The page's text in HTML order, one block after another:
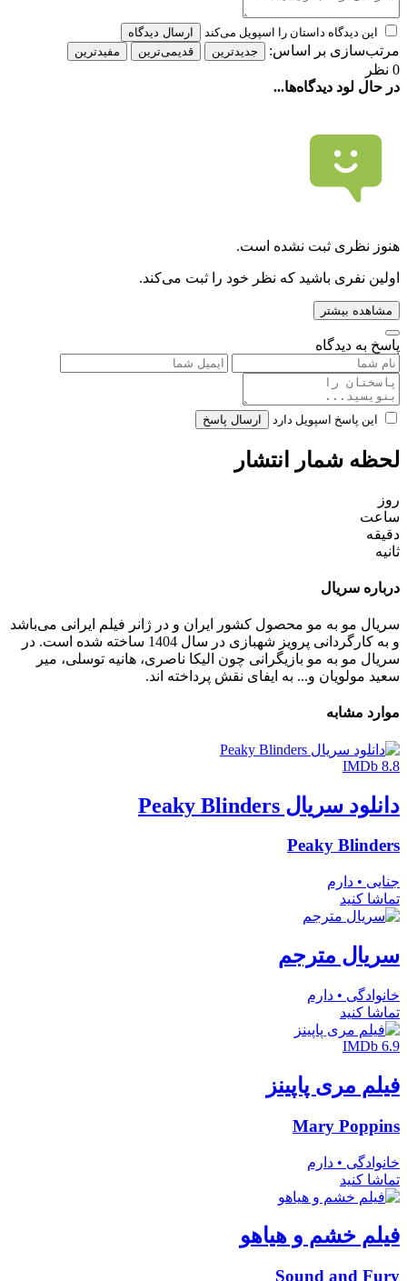
این دیدگاه داستان را اسپویل می‌کند ارسال دیدگاه
مرتب‌سازی بر اساس: جدیدترین قدیمی‌ترین مفیدترین
0 نظر
در حال لود دیدگاه‌ها...
هنوز نظری ثبت نشده است.
اولین نفری باشید که نظر خود را ثبت می‌کند.
مشاهده بیشتر
پاسخ به دیدگاه
این پاسخ اسپویل دارد ارسال پاسخ
لحظه شمار انتشار
روز
ساعت
دقیقه
ثانیه
درباره سریال
سریال مو به مو محصول کشور ایران و در ژانر فیلم ایرانی می‌باشد
و به کارگردانی پرویز شهبازی در سال 1404 ساخته شده است. در
سریال مو به مو بازیگرانی چون الیکا ناصری، هانیه توسلی، میر
سعید مولویان و... به ایفای نقش پرداخته اند.
موارد مشابه
IMDb 8.8
دانلود سریال Peaky Blinders
Peaky Blinders
جنایی • دارم
تماشا کنید
سریال مترجم
خانوادگی • دارم
تماشا کنید
IMDb 6.9
فیلم مری پاپینز
Mary Poppins
خانوادگی • دارم
تماشا کنید
فیلم خشم و هیاهو
Sound and Fury